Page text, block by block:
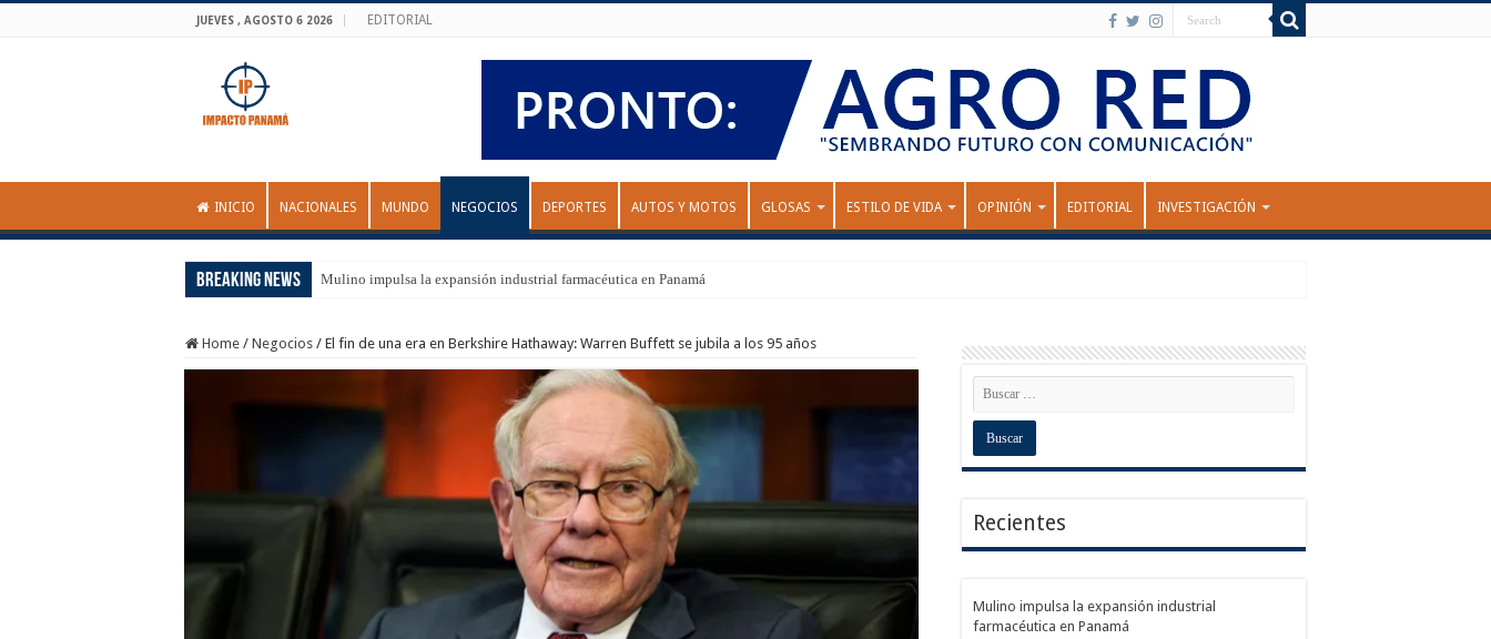
JUEVES , AGOSTO 6 2026 EDITORIAL
INICIO NACIONALES MUNDO NEGOCIOS DEPORTES AUTOS Y MOTOS GLOSAS ESTILO DE VIDA OPINIÓN EDITORIAL INVESTIGACIÓN
Breaking News Mulino impulsa la expansión industrial farmacéutica en Panamá
Home / Negocios / El fin de una era en Berkshire Hathaway: Warren Buffett se jubila a los 95 años
Recientes
Mulino impulsa la expansión industrial
farmacéutica en Panamá